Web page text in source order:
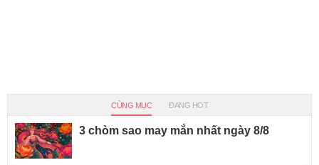
CÙNG MỤC ĐANG HOT
3 chòm sao may mắn nhất ngày 8/8